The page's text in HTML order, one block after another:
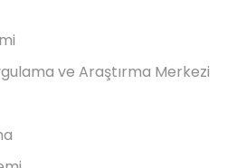
ve Araştırma Merkezi